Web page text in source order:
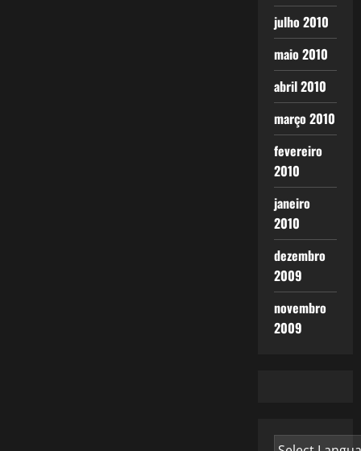
julho 2010
maio 2010
abril 2010
março 2010
fevereiro
2010
janeiro
2010
dezembro
2009
novembro
2009